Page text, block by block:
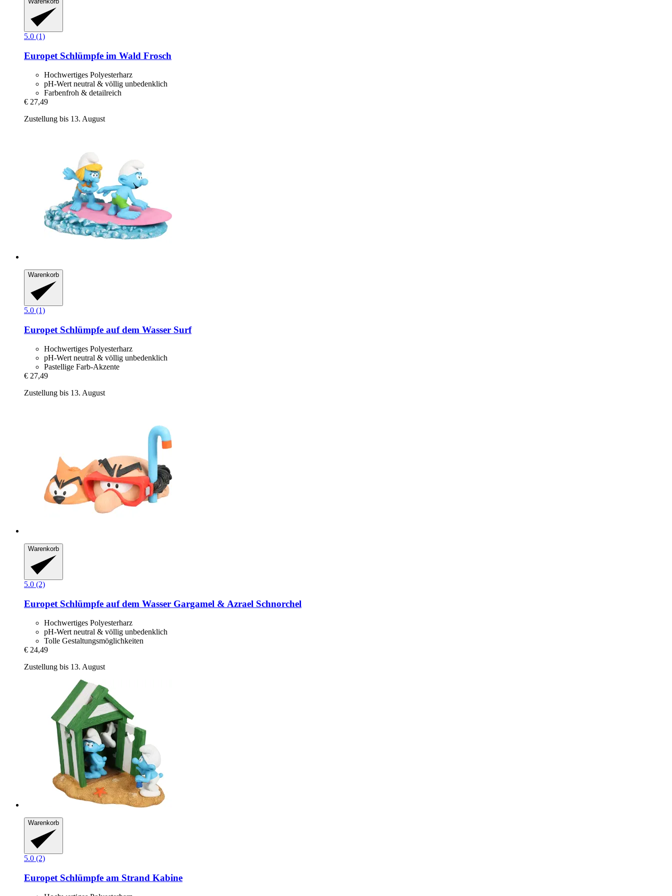
5.0 (1)
Europet Schlümpfe im Wald Frosch
Hochwertiges Polyesterharz
pH-Wert neutral & völlig unbedenklich
Farbenfroh & detailreich
€ 27,49
Zustellung bis 13. August
Warenkorb
5.0 (1)
Europet Schlümpfe auf dem Wasser Surf
Hochwertiges Polyesterharz
pH-Wert neutral & völlig unbedenklich
Pastellige Farb-Akzente
€ 27,49
Zustellung bis 13. August
Warenkorb
5.0 (2)
Europet Schlümpfe auf dem Wasser Gargamel & Azrael Schnorchel
Hochwertiges Polyesterharz
pH-Wert neutral & völlig unbedenklich
Tolle Gestaltungsmöglichkeiten
€ 24,49
Zustellung bis 13. August
Warenkorb
5.0 (2)
Europet Schlümpfe am Strand Kabine